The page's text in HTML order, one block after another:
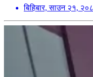
बिहिबार, साउन २१,